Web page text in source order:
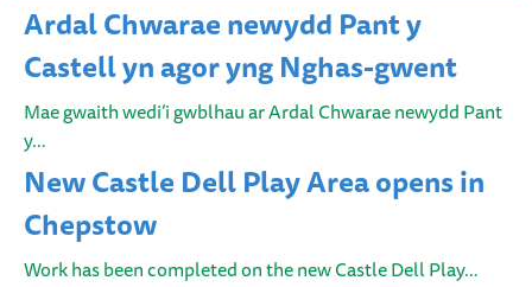
Ardal Chwarae newydd Pant y
Castell yn agor yng Nghas-gwent
Mae gwaith wedi’i gwblhau ar Ardal Chwarae newydd Pant
y…
New Castle Dell Play Area opens in
Chepstow
Work has been completed on the new Castle Dell Play…